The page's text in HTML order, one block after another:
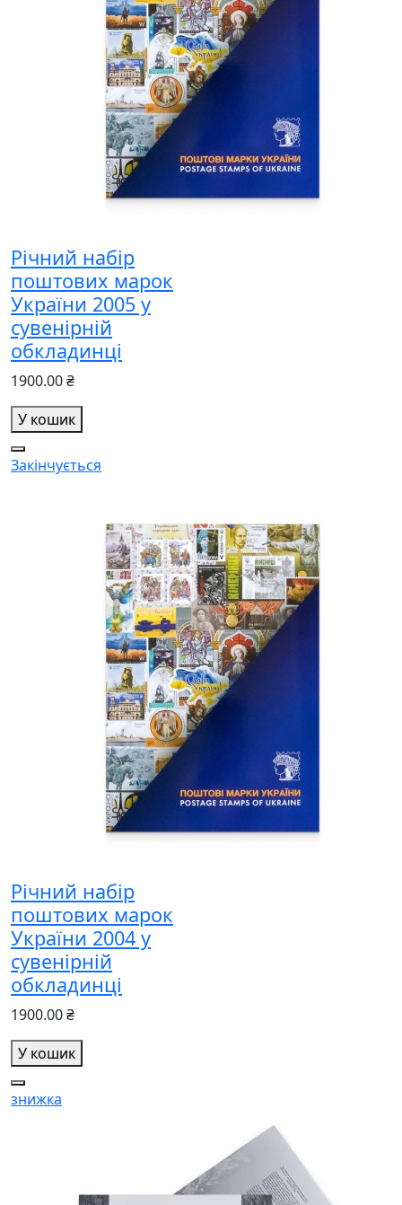
Річний набір
поштових марок
України 2005 у
сувенірній
обкладинці
1900.00 ₴
У кошик
Закінчується
Річний набір
поштових марок
України 2004 у
сувенірній
обкладинці
1900.00 ₴
У кошик
знижка